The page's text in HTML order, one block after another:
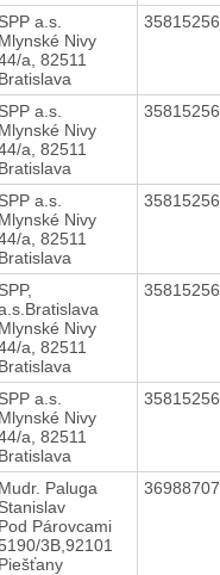
SPP a.s.
Mlynské Nivy
a, 82511
Bratislava
35815256
SPP a.s.
Mlynské Nivy
a, 82511
Bratislava
35815256
SPP a.s.
Mlynské Nivy
a, 82511
Bratislava
35815256
SPP,
Mlynské Nivy
a, 82511
Bratislava
35815256
SPP a.s.
Mlynské Nivy
a, 82511
Bratislava
35815256
Mudr. Paluga
Stanislav
Pod Párovcami
3B,92101
Piešťany
36988707